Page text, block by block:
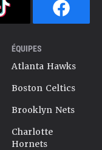
ÉQUIPES
Atlanta Hawks
Boston Celtics
Brooklyn Nets
Charlotte
Hornets